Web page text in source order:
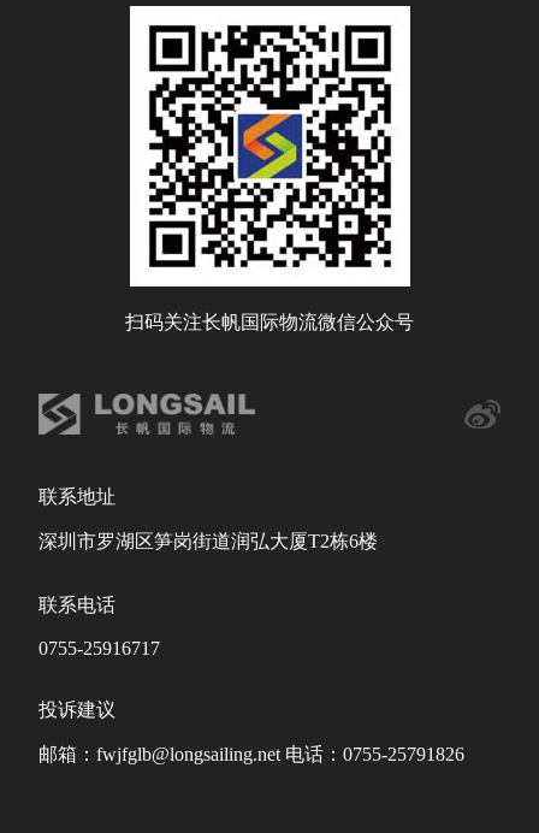
扫码关注长帆国际物流微信公众号
联系地址
深圳市罗湖区笋岗街道润弘大厦T2栋6楼
联系电话
0755-25916717
投诉建议
邮箱：fwjfglb@longsailing.net 电话：0755-25791826